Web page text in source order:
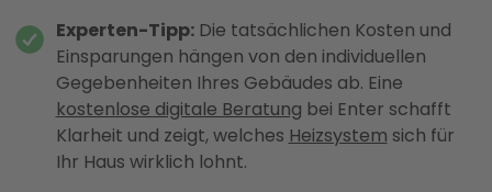
Experten-Tipp:Die tatsächlichen Kosten und
Einsparungen hängen von den individuellen
Gegebenheiten Ihres Gebäudes ab. Eine
kostenlose digitale Beratung bei Enter schafft
Klarheit und zeigt, welches Heizsystem sich für
Ihr Haus wirklich lohnt.